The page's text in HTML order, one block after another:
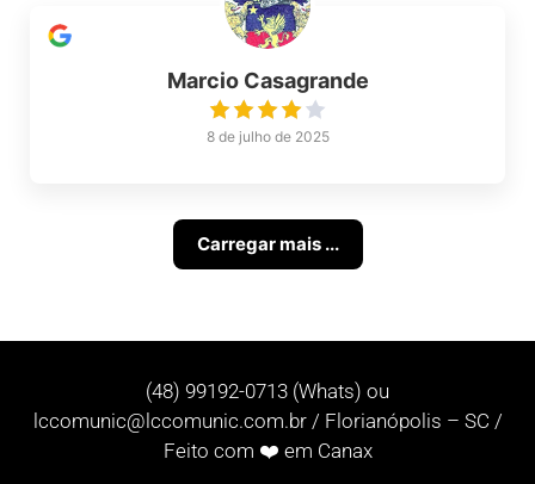
Marcio Casagrande
8 de julho de 2025
Carregar mais ...
(48) 99192-0713 (Whats) ou
lccomunic@lccomunic.com.br/ Florianópolis – SC /
Feito com ❤️ em Canax